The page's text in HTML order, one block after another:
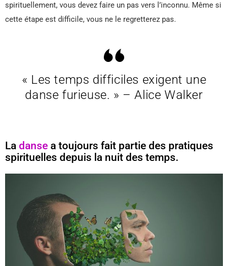
spirituellement, vous devez faire un pas vers l’inconnu. Même si
cette étape est difficile, vous ne le regretterez pas.
« Les temps difficiles exigent une
danse furieuse. » – Alice Walker
La danse a toujours fait partie des pratiques
spirituelles depuis la nuit des temps.